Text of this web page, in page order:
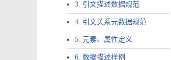
3. 引文描述数据规范
4. 引文关系元数据规范
5. 元素、属性定义
6. 数据描述样例